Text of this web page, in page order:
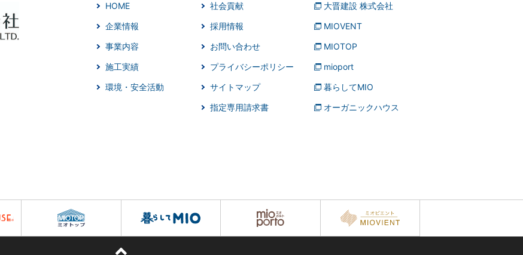
HOME
企業情報
事業内容
施工実績
環境・安全活動
社会貢献
採用情報
お問い合わせ
プライバシーポリシー
サイトマップ
指定専用請求書
大晋建設 株式会社
MIOVENT
MIOTOP
mioport
暮らしてMIO
オーガニックハウス